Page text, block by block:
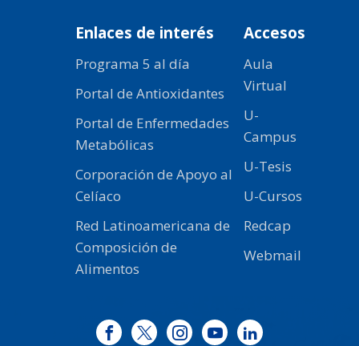
Enlaces de interés
Programa 5 al día
Portal de Antioxidantes
Portal de Enfermedades
Metabólicas
Corporación de Apoyo al
Celíaco
Red Latinoamericana de
Composición de
Alimentos
Accesos
Aula
Virtual
U-
Campus
U-Tesis
U-Cursos
Redcap
Webmail